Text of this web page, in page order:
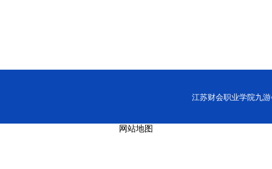
江苏财会职业学院九
网站地图